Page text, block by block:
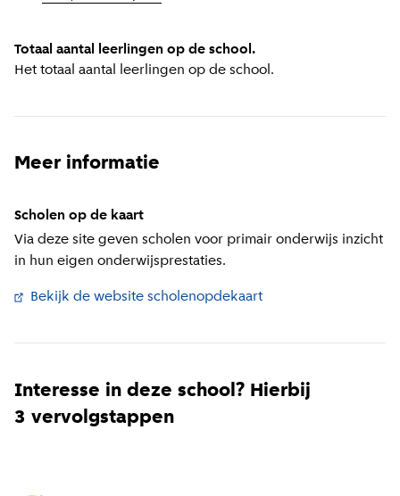
Totaal aantal leerlingen op de school.
Het totaal aantal leerlingen op de school.
Meer informatie
Scholen op de kaart
Via deze site geven scholen voor primair onderwijs inzicht
in hun eigen onderwijsprestaties.
Bekijk de website scholenopdekaart
Interesse in deze school? Hierbij
3 vervolgstappen